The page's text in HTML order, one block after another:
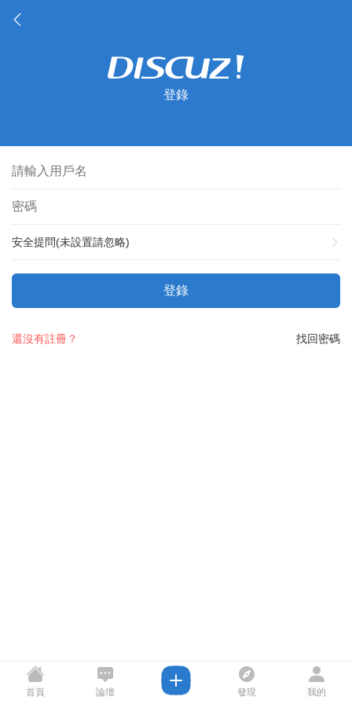
登錄
安全提問(未設置請忽略)
登錄
找回密碼
還沒有註冊？
首頁 論壇 發現 我的